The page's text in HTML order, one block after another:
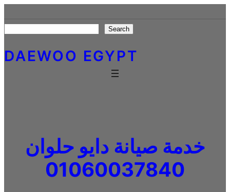
to
content
Search
DAEWOO EGYPT
خدمة صيانة دايو حلوان
01060037840